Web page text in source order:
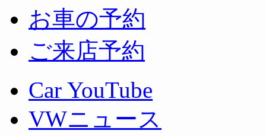
お車の予約
ご来店予約
Car YouTube
VWニュース